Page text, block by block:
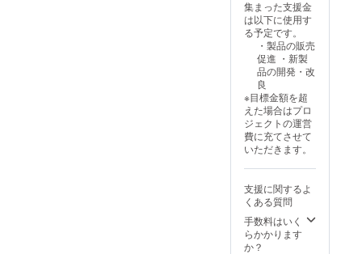
ては新しい
チャレンジ
です。新た
な製品、
チャレンジ
で世の中の
皆様のお役
に立てる製
品を送り出
していきま
す。
もござ
いま
す。 ※
デザイ
ン・仕
様は変
る可能
性もご
ざいま
す。ご
了承く
ださ
リター
ン製品
は随時
お届け
いたし
集まった支援金
は以下に使用す
る予定です。
・製品の販売
促進 ・新製
品の開発・改
良
※目標金額を超
えた場合はプロ
ジェクトの運営
費に充てさせて
いただきます。
支援に関するよ
くある質問
手数料はいく
らかかります
か？